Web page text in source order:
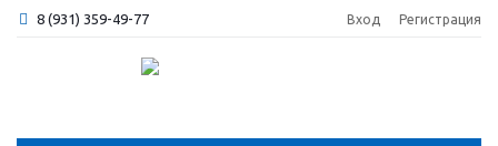
8 (931) 359-49-77 Вход Регистрация